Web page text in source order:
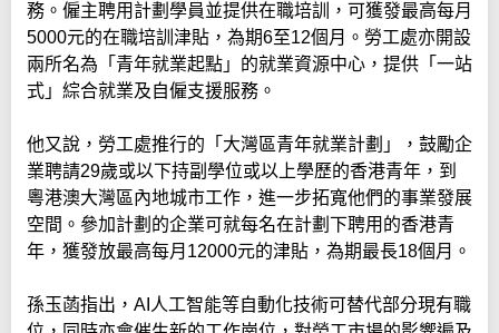
務。僱主聘用計劃學員並提供在職培訓，可獲發最高每月
5000元的在職培訓津貼，為期6至12個月。勞工處亦開設
兩所名為「青年就業起點」的就業資源中心，提供「一站
式」綜合就業及自僱支援服務。
他又說，勞工處推行的「大灣區青年就業計劃」，鼓勵企
業聘請29歲或以下持副學位或以上學歷的香港青年，到
粵港澳大灣區內地城市工作，進一步拓寬他們的事業發展
空間。參加計劃的企業可就每名在計劃下聘用的香港青
年，獲發放最高每月12000元的津貼，為期最長18個月。
孫玉菡指出，AI人工智能等自動化技術可替代部分現有職